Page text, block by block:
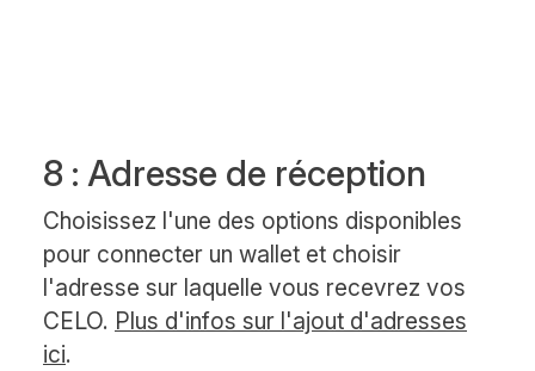
8 : Adresse de réception
Choisissez l'une des options disponibles
pour connecter un wallet et choisir
l'adresse sur laquelle vous recevrez vos
CELO. Plus d'infos sur l'ajout d'adresses
ici.